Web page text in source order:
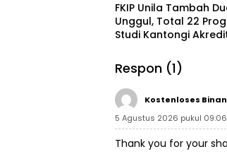
FKIP Unila Tambah
Unggul, Total 22
Studi Kantongi
Respon (1)
Kostenloses
5 Agustus 2026 pukul 09:06
Thank you for your